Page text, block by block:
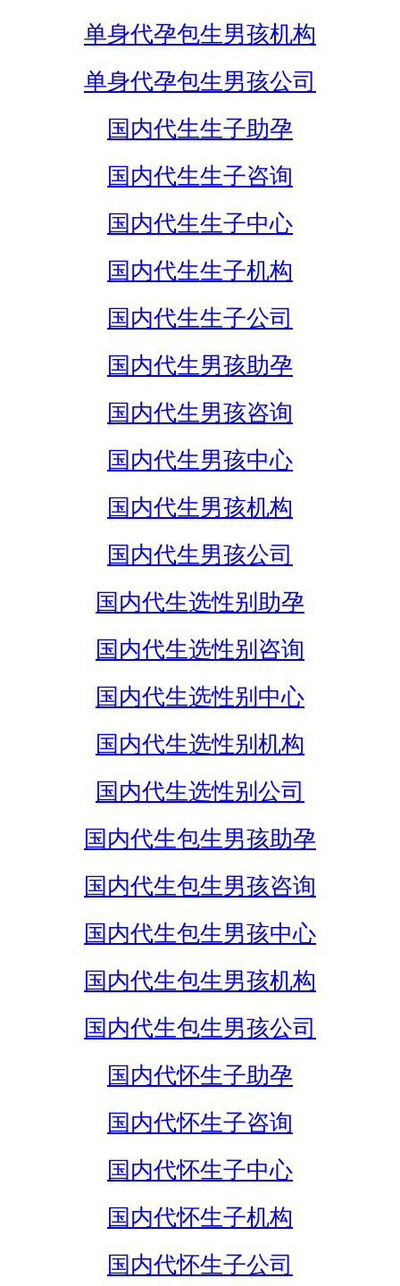
单身代孕包生男孩机构
单身代孕包生男孩公司
国内代生生子助孕
国内代生生子咨询
国内代生生子中心
国内代生生子机构
国内代生生子公司
国内代生男孩助孕
国内代生男孩咨询
国内代生男孩中心
国内代生男孩机构
国内代生男孩公司
国内代生选性别助孕
国内代生选性别咨询
国内代生选性别中心
国内代生选性别机构
国内代生选性别公司
国内代生包生男孩助孕
国内代生包生男孩咨询
国内代生包生男孩中心
国内代生包生男孩机构
国内代生包生男孩公司
国内代怀生子助孕
国内代怀生子咨询
国内代怀生子中心
国内代怀生子机构
国内代怀生子公司